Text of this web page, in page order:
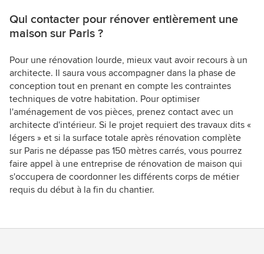
Qui contacter pour rénover entièrement une
maison sur Paris ?
Pour une rénovation lourde, mieux vaut avoir recours à un
architecte. Il saura vous accompagner dans la phase de
conception tout en prenant en compte les contraintes
techniques de votre habitation. Pour optimiser
l'aménagement de vos pièces, prenez contact avec un
architecte d'intérieur. Si le projet requiert des travaux dits «
légers » et si la surface totale après rénovation complète
sur Paris ne dépasse pas 150 mètres carrés, vous pourrez
faire appel à une entreprise de rénovation de maison qui
s'occupera de coordonner les différents corps de métier
requis du début à la fin du chantier.